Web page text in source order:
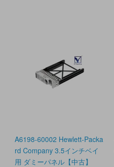
A6198-60002 Hewlett-Packa
rd Company 3.5インチベイ
用 ダミーパネル【中古】